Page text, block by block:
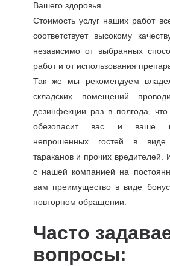
Вашего здоровья.
Стоимость услуг наших работ
соответствует высокому
независимо от выбранных
работ и от использования
Так же мы рекомендуем
складских помещений
дезинфекции раз в полгода,
обезопасит вас и ваше
непрошенных гостей в
тараканов и прочих вредителей.
с нашей компанией на
вам преимущество в виде
повторном обращении.
Часто
вопросы: